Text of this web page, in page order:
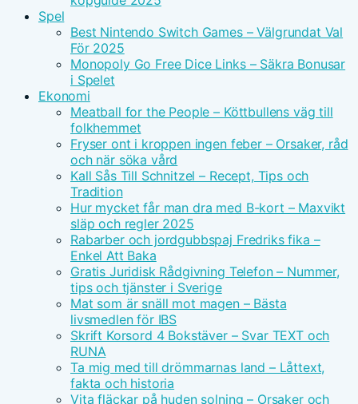
Spel
Best Nintendo Switch Games – Välgrundat Val
För 2025
Monopoly Go Free Dice Links – Säkra Bonusar
i Spelet
Ekonomi
Meatball for the People – Köttbullens väg till
folkhemmet
Fryser ont i kroppen ingen feber – Orsaker, råd
och när söka vård
Kall Sås Till Schnitzel – Recept, Tips och
Tradition
Hur mycket får man dra med B-kort – Maxvikt
släp och regler 2025
Rabarber och jordgubbspaj Fredriks fika –
Enkel Att Baka
Gratis Juridisk Rådgivning Telefon – Nummer,
tips och tjänster i Sverige
Mat som är snäll mot magen – Bästa
livsmedlen för IBS
Skrift Korsord 4 Bokstäver – Svar TEXT och
RUNA
Ta mig med till drömmarnas land – Låttext,
fakta och historia
Vita fläckar på huden solning – Orsaker och